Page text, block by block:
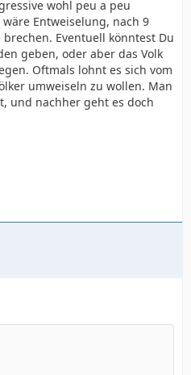
wohl peu a peu
Entweiselung, nach 9
Eventuell könntest Du
geben, oder aber das Volk
Oftmals lohnt es sich vom
umweiseln zu wollen. Man
und nachher geht es doch